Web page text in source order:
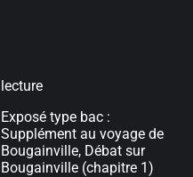
lecture
Exposé type bac :
Supplément au voyage de
Bougainville, Débat sur
Bougainville (chapitre 1)